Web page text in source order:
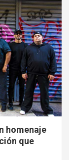
homenaje
que